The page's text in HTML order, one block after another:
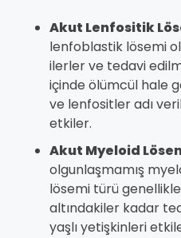
Akut Lenfositik
lenfoblastik lösemi
ilerler ve tedavi
içinde ölümcül hale
ve lenfositler adı
etkiler.
Akut Myeloid
olgunlaşmamış
lösemi türü
altındakiler kadar
yaşlı yetişkinleri